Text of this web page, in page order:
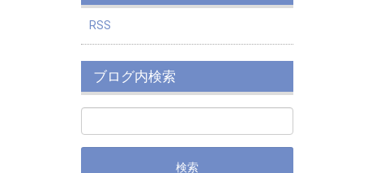
RSS
ブログ内検索